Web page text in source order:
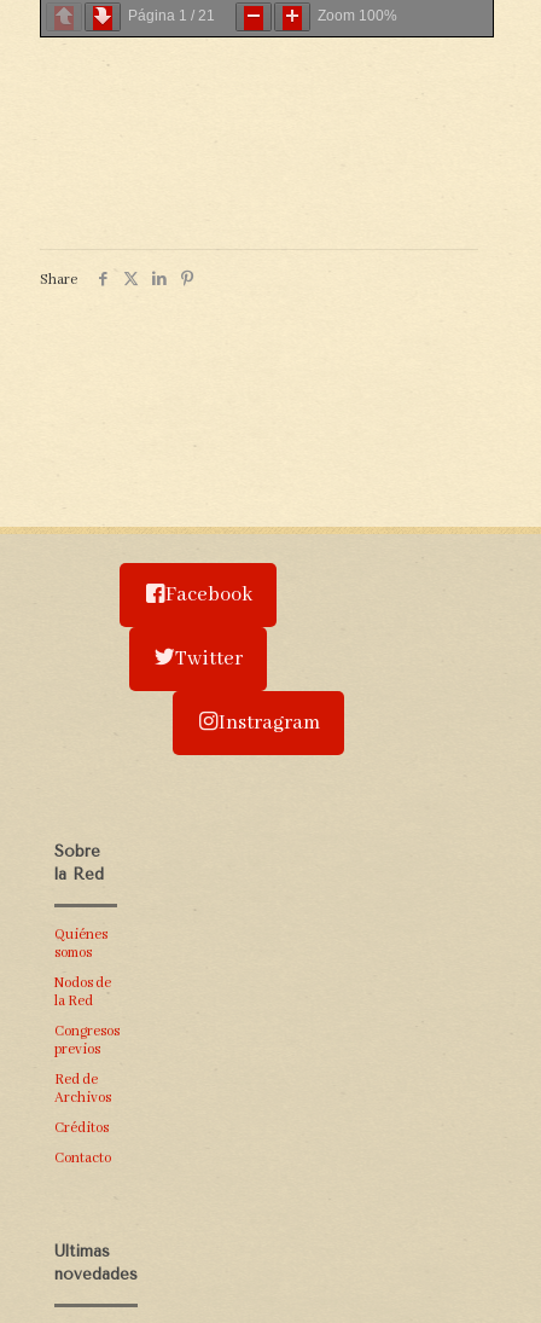
Página 1 / 21 Zoom 100%
Share
Facebook
Twitter
Instragram
Sobre
la Red
Quiénes
somos
Nodos de
la Red
Congresos
previos
Red de
Archivos
Créditos
Contacto
Últimas
novedades